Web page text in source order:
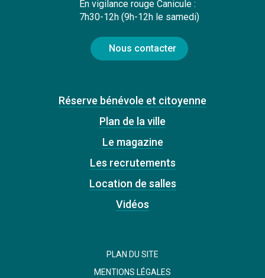
En vigilance rouge Canicule :
7h30-12h (9h-12h le samedi)
Nous contacter
Réserve bénévole et citoyenne
Plan de la ville
Le magazine
Les recrutements
Location de salles
Vidéos
PLAN DU SITE
MENTIONS LÉGALES